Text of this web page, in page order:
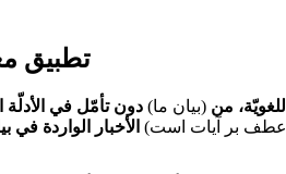
تطبیق
من (بیان ما) دون تأمّل في الأدلّة
بر آیات است) الأخبار الواردة في